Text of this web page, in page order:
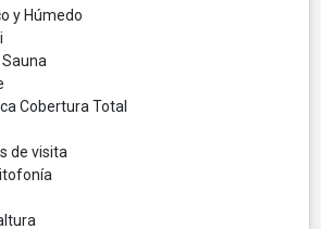
y Húmedo
Cobertura Total
de visita